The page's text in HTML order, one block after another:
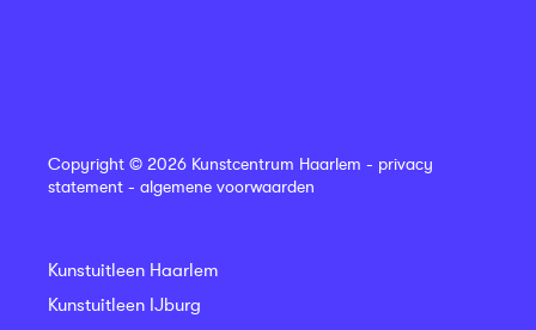
Copyright © 2026 Kunstcentrum Haarlem - privacy
statement - algemene voorwaarden
Kunstuitleen Haarlem
Kunstuitleen IJburg